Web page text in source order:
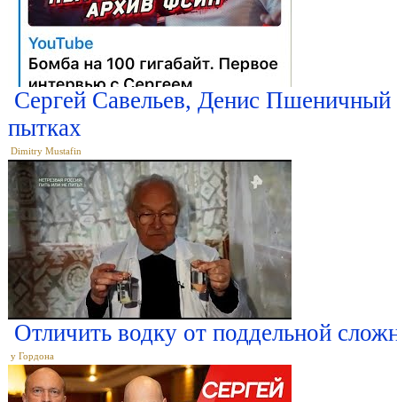
Сергей Савельев, Денис
пытках
Dimitry Mustafin
Отличить водку от поддельной
у Гордона